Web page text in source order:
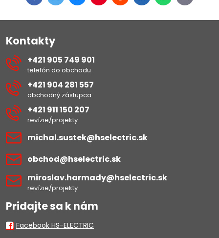
mail
Kontakty
+421 905 749 901
telefón do obchodu
+421 904 281 557
obchodný zástupca
+421 911 150 207
revízie/projekty
michal​.sustek​@hselectric​.sk
obchod​@hselectric​.sk
miroslav​.harmady​@hselectric​.sk
revízie/projekty
Pridajte sa k nám
Facebook HS-ELECTRIC